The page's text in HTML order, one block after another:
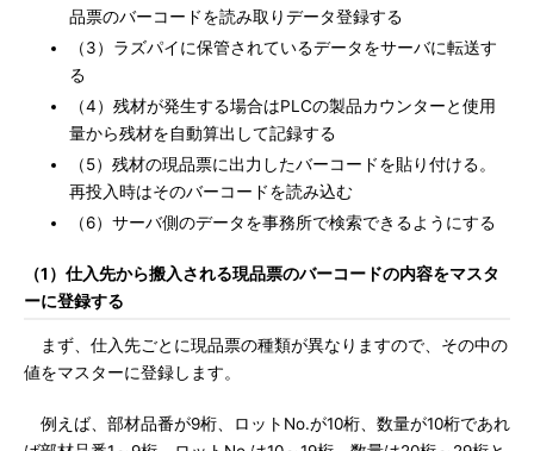
品票のバーコードを読み取りデータ登録する
（3）ラズパイに保管されているデータをサーバに転送す
る
（4）残材が発生する場合はPLCの製品カウンターと使用
量から残材を自動算出して記録する
（5）残材の現品票に出力したバーコードを貼り付ける。
再投入時はそのバーコードを読み込む
（6）サーバ側のデータを事務所で検索できるようにする
（1）仕入先から搬入される現品票のバーコードの内容をマスタ
ーに登録する
まず、仕入先ごとに現品票の種類が異なりますので、その中の
値をマスターに登録します。
例えば、部材品番が9桁、ロットNo.が10桁、数量が10桁であれ